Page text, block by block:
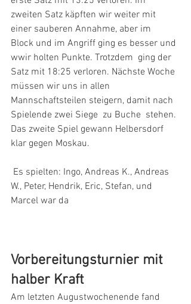
zweiten Satz käpften wir weiter mit
einer sauberen Annahme, aber im
Block und im Angriff ging es besser und
wwir holten Punkte. Trotzdem  ging der
Satz mit 18:25 verloren. Nächste Woche
müssen wir uns in allen
Mannschaftsteilen steigern, damit nach
Spielende zwei Siege  zu Buche  stehen.
Das zweite Spiel gewann Helbersdorf
klar gegen Moskau.
W., Peter, Hendrik, Eric, Stefan, und
Marcel war da
Vorbereitungsturnier mit
halber Kraft
Am letzten Augustwochenende fand